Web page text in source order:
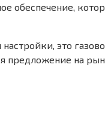
обеспечение,
это
на